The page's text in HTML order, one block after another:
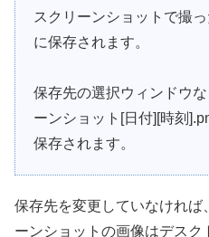
スクリーンショットで撮
に保存されます。
保存先の選択ウィンドウ
ーンショット[日付][時刻
保存されます。
保存先を変更していなければ
ーンショットの画像はデスク